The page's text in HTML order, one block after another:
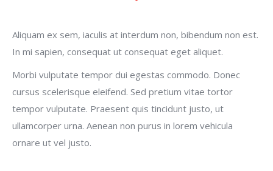
Aliquam ex sem, iaculis at interdum non, bibendum non est.
In mi sapien, consequat ut consequat eget aliquet.
Morbi vulputate tempor dui egestas commodo. Donec
cursus scelerisque eleifend. Sed pretium vitae tortor
tempor vulputate. Praesent quis tincidunt justo, ut
ullamcorper urna. Aenean non purus in lorem vehicula
ornare ut vel justo.